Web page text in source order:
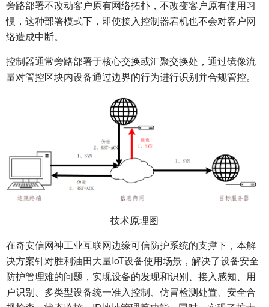
旁路部署不改动客户原有网络拓扑，不改变客户原有使用习
惯，这种部署模式下，即使接入控制器宕机也不会对客户网
络造成中断。
控制器通常旁路部署于核心交换或汇聚交换处，通过镜像流
量对管控区块内设备通过边界的行为进行识别并合规管控。
技术原理图
在奇安信网神工业互联网边缘可信防护系统的支撑下，本解
决方案针对胜利油田大量IoT设备使用场景，解决了设备安全
防护管理难的问题，实现设备的发现和识别、接入感知、用
户识别、多类型设备统一准入控制、仿冒检测处置、安全合